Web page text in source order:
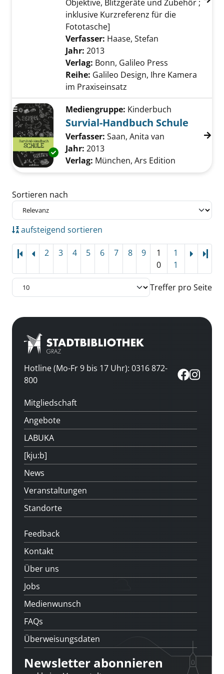
Objektive, Blitzgeräte und Zubehör ;
inklusive Kurzreferenz für die
Fototasche]
Verfasser: Haase, Stefan
Jahr: 2013
Verlag: Bonn, Galileo Press
Reihe: Galileo Design, Ihre Kamera
im Praxiseinsatz
Exemplar-Details von Survial-Handbuch
Mediengruppe: Kinderbuch
Survial-Handbuch Schule
Verfasser: Saan, Anita van Suche nach
Jahr: 2013
Verlag: München, Ars Edition
Zu den Suchfiltern springen
Sortieren nach
aufsteigend sortieren
2 3 4 5 6 7 8 9
1
0
1
1
Treffer pro Seite
Hotline (Mo-Fr 9 bis 17 Uhr): 0316 872-
800
Mitgliedschaft
Angebote
LABUKA
[kju:b]
News
Veranstaltungen
Standorte
Feedback
Kontakt
Über uns
Jobs
Medienwunsch
FAQs
Überweisungsdaten
Newsletter abonnieren